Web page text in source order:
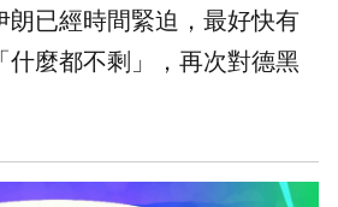
朗已經時間緊迫，最好快有
什麼都不剩」，再次對德黑